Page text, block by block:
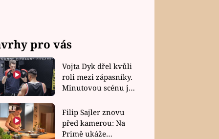
pro vás
Vojta Dyk dřel kvůli
roli mezi zápasníky.
Minutovou scénu jel
Filip Sajler znovu
před kamerou: Na
Primě ukáže